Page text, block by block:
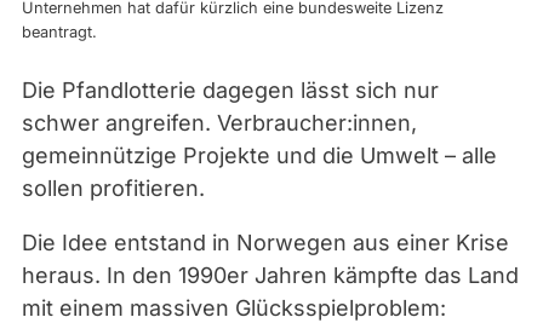
u
e
/
Unternehmen hat dafür kürzlich eine bundesweite Lizenz
beantragt.
Die Pfandlotterie dagegen lässt sich nur
schwer angreifen. Verbraucher:innen,
gemeinnützige Projekte und die Umwelt – alle
sollen profitieren.
Die Idee entstand in Norwegen aus einer Krise
heraus. In den 1990er Jahren kämpfte das Land
mit einem massiven Glücksspielproblem: